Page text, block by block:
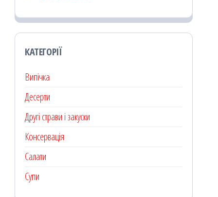
КАТЕГОРІЇ
Випічка
Десерти
Другі страви і закуски
Консервація
Салати
Супи